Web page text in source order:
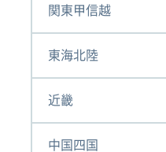
関東甲信越
東海北陸
近畿
中国四国